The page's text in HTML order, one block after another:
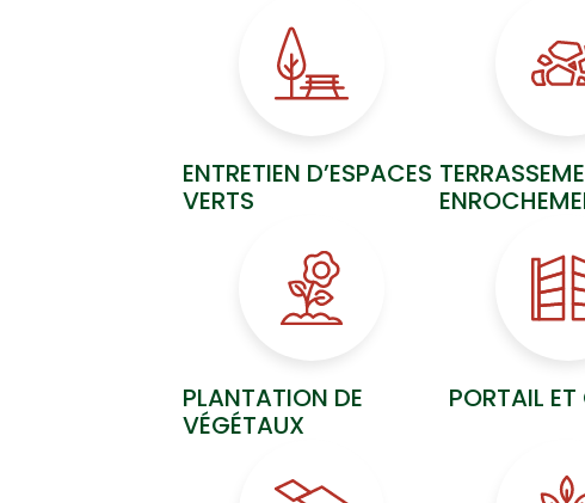
ENTRETIEN D’ESPACES
VERTS
PLANTATION DE
VÉGÉTAUX
PORTAIL ET